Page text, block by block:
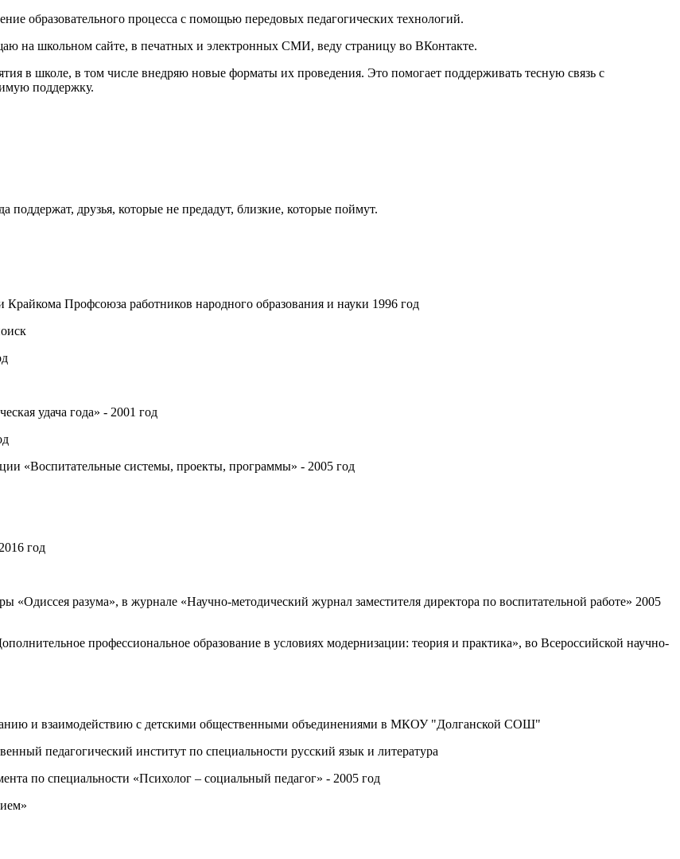
образовательного процесса с помощью передовых педагогических технологий.
на школьном сайте, в печатных и электронных СМИ, веду страницу во ВКонтакте.
в школе, в том числе внедряю новые форматы их проведения. Это помогает поддерживать тесную связь с
поддержку.
друзья, которые не предадут, близкие, которые поймут.
Профсоюза работников народного образования и науки 1996 год
удача года» - 2001 год
«Воспитательные системы, проекты, программы» - 2005 год
год
разума», в журнале «Научно-методический журнал заместителя директора по воспитательной работе» 2005
профессиональное образование в условиях модернизации: теория и практика», во Всероссийской научно-
и взаимодействию с детскими общественными объединениями в МКОУ "Долганской СОШ"
педагогический институт по специальности русский язык и литература
по специальности «Психолог – социальный педагог» - 2005 год